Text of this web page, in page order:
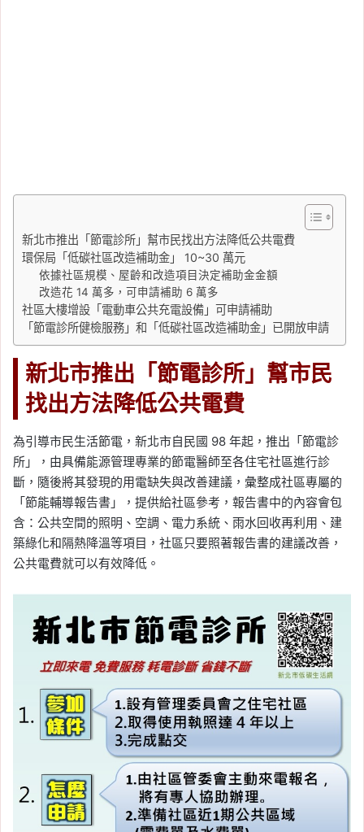
新北市推出「節電診所」幫市民找出方法降低公共電費
環保局「低碳社區改造補助金」 10~30 萬元
依據社區規模、屋齡和改造項目決定補助金金額
改造花 14 萬多，可申請補助 6 萬多
社區大樓增設「電動車公共充電設備」可申請補助
「節電診所健檢服務」和「低碳社區改造補助金」已開放申請
新北市推出「節電診所」幫市民
找出方法降低公共電費
為引導市民生活節電，新北市自民國 98 年起，推出「節電診
所」，由具備能源管理專業的節電醫師至各住宅社區進行診
斷，隨後將其發現的用電缺失與改善建議，彙整成社區專屬的
「節能輔導報告書」，提供給社區參考，報告書中的內容會包
含：公共空間的照明、空調、電力系統、雨水回收再利用、建
築綠化和隔熱降溫等項目，社區只要照著報告書的建議改善，
公共電費就可以有效降低。